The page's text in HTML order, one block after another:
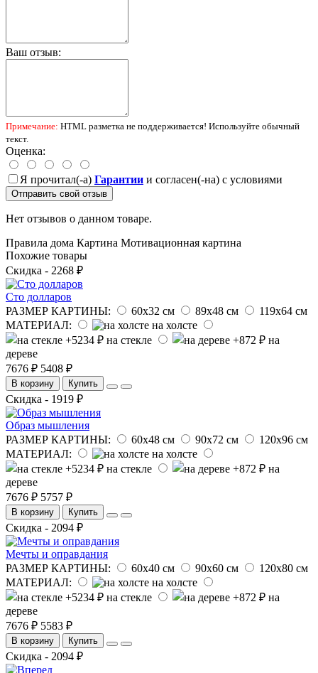
Ваш отзыв:
Примечание: HTML разметка не поддерживается! Используйте обычный
текст.
Оценка:
Я прочитал(-а) Гарантии и согласен(-на) с условиями
Отправить свой отзыв
Нет отзывов о данном товаре.
Правила дома Картина Мотивационная картина
Похожие товары
Скидка - 2268 ₽
Сто долларов
РАЗМЕР КАРТИНЫ:
60х32 см 89х48 см
119х64 см
МАТЕРИАЛ:
на холсте
на стекле
на
дереве
7676 ₽ 5408 ₽
В корзину Купить
Скидка - 1919 ₽
Образ мышления
РАЗМЕР КАРТИНЫ:
60х48 см 90х72 см
120х96 см
МАТЕРИАЛ:
на холсте
на стекле
на
дереве
7676 ₽ 5757 ₽
В корзину Купить
Скидка - 2094 ₽
Мечты и оправдания
РАЗМЕР КАРТИНЫ:
60х40 см 90х60 см
120х80 см
МАТЕРИАЛ:
на холсте
на стекле
на
дереве
7676 ₽ 5583 ₽
В корзину Купить
Скидка - 2094 ₽